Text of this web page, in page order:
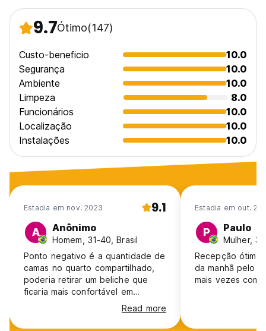
9.7Ótimo(147)
Custo-beneficio
10.0
Segurança
10.0
Ambiente
10.0
Limpeza
8.0
Funcionários
10.0
Localização
10.0
Instalações
10.0
Estadia em nov. 2023 9.1
A Anônimo
Homem, 31-40, Brasil
Ponto negativo é a quantidade de
camas no quarto compartilhado,
poderia retirar um beliche que
ficaria mais confortável em
questão de espaço para os
recomendo a estadia. Ampla área
Read more
Estadia em out.
P Paulo
Mulher,
Recepção ótima
da manhã pelo
mais vezes com